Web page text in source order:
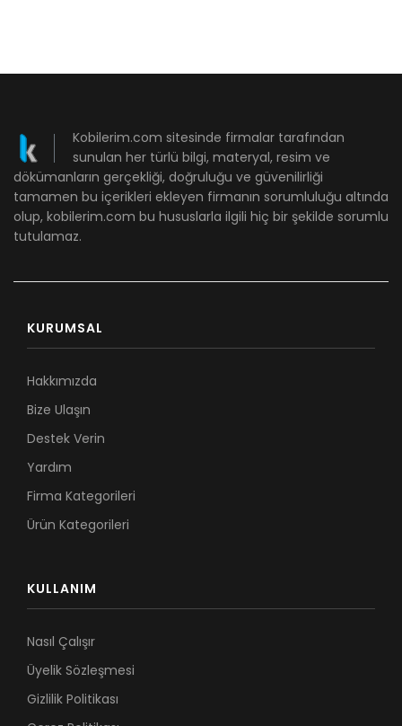
Kobilerim.com sitesinde firmalar tarafından
sunulan her türlü bilgi, materyal, resim ve
dökümanların gerçekliği, doğruluğu ve güvenilirliği
tamamen bu içerikleri ekleyen firmanın sorumluluğu altında
olup, kobilerim.com bu hususlarla ilgili hiç bir şekilde sorumlu
tutulamaz.
KURUMSAL
Hakkımızda
Bize Ulaşın
Destek Verin
Yardım
Firma Kategorileri
Ürün Kategorileri
KULLANIM
Nasıl Çalışır
Üyelik Sözleşmesi
Gizlilik Politikası